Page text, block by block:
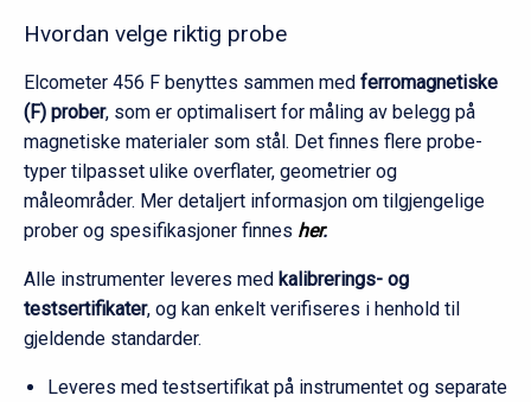
Hvordan velge riktig probe
Elcometer 456 F benyttes sammen med ferromagnetiske
(F) prober, som er optimalisert for måling av belegg på
magnetiske materialer som stål. Det finnes flere probe-
typer tilpasset ulike overflater, geometrier og
måleområder. Mer detaljert informasjon om tilgjengelige
prober og spesifikasjoner finnes her.
Alle instrumenter leveres med kalibrerings- og
testsertifikater, og kan enkelt verifiseres i henhold til
gjeldende standarder.
Leveres med testsertifikat på instrumentet og separate